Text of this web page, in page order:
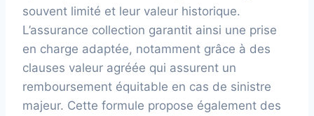
souvent limité et leur valeur historique.
L’assurance collection garantit ainsi une prise
en charge adaptée, notamment grâce à des
clauses valeur agréée qui assurent un
remboursement équitable en cas de sinistre
majeur. Cette formule propose également des